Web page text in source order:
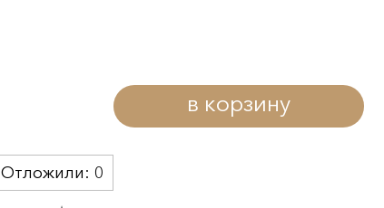
в корзину
Отложили: 0